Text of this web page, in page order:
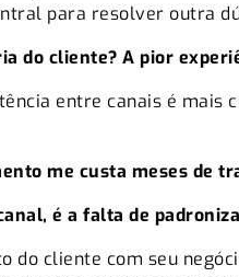
para resolver outra
do cliente? A pior
entre canais é mais
me custa meses de
é a falta de
do cliente com seu